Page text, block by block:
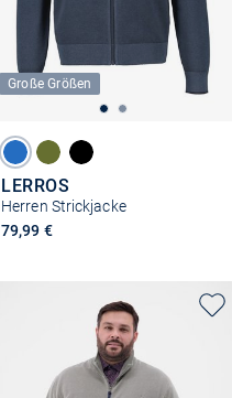
Große Größen
LERROS
Herren Strickjacke
79,99 €